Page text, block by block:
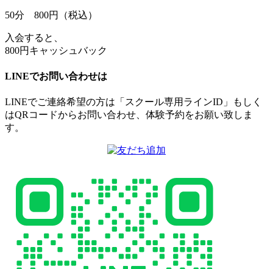
50分 800円（税込）
入会すると、
800円キャッシュバック
LINEでお問い合わせは
LINEでご連絡希望の方は「スクール専用ラインID」もしく
はQRコードからお問い合わせ、体験予約をお願い致しま
す。